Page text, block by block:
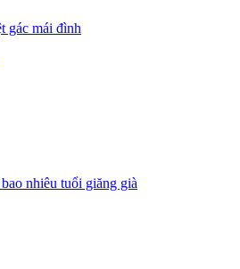
gác mái đình
nhiêu tuổi giăng già